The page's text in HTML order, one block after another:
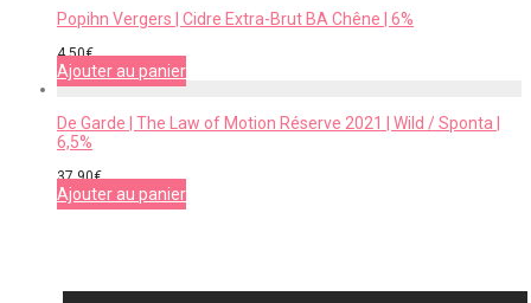
Popihn Vergers | Cidre Extra-Brut BA Chêne | 6%
4,50€
Ajouter au panier
De Garde | The Law of Motion Réserve 2021 | Wild / Sponta |
6,5%
37,90€
Ajouter au panier